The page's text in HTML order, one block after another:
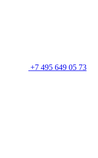
+7 495 649 05 73